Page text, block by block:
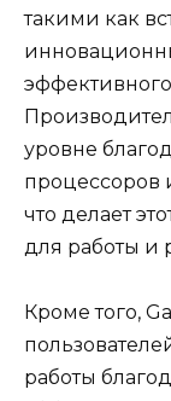
такими как
уровне
процессоров
что делает
для работы и
Кроме того,
работы